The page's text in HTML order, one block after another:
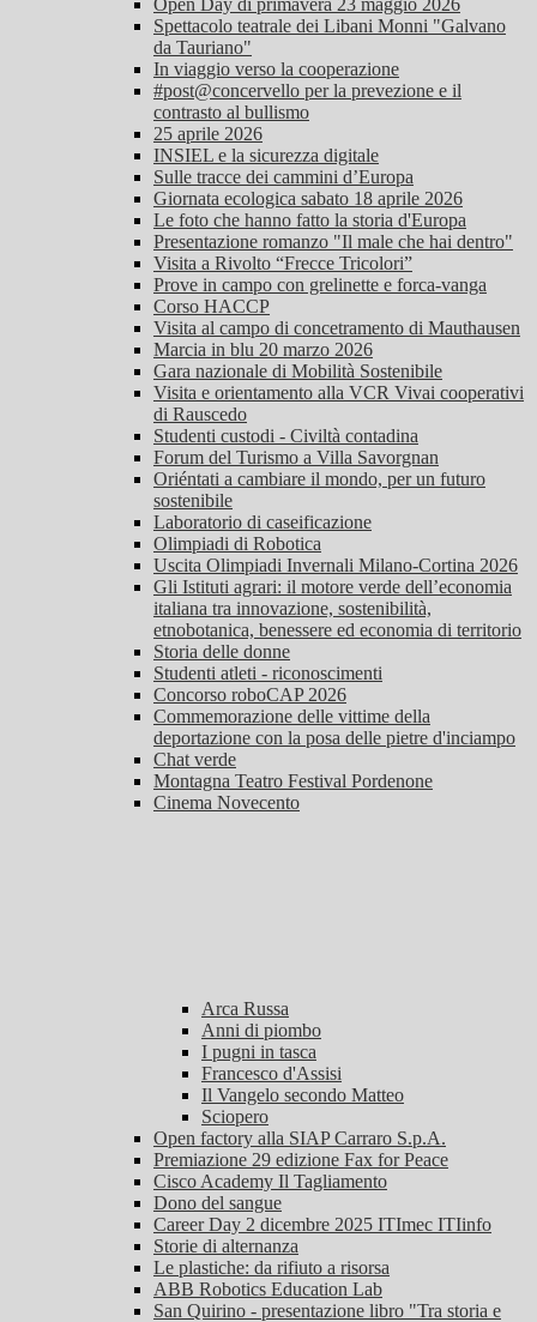
Open Day di primavera 23 maggio 2026
Spettacolo teatrale dei Libani Monni "Galvano
da Tauriano"
In viaggio verso la cooperazione
#post@concervello per la prevezione e il
contrasto al bullismo
25 aprile 2026
INSIEL e la sicurezza digitale
Sulle tracce dei cammini d’Europa
Giornata ecologica sabato 18 aprile 2026
Le foto che hanno fatto la storia d'Europa
Presentazione romanzo "Il male che hai dentro"
Visita a Rivolto “Frecce Tricolori”
Prove in campo con grelinette e forca-vanga
Corso HACCP
Visita al campo di concetramento di Mauthausen
Marcia in blu 20 marzo 2026
Gara nazionale di Mobilità Sostenibile
Visita e orientamento alla VCR Vivai cooperativi
di Rauscedo
Studenti custodi - Civiltà contadina
Forum del Turismo a Villa Savorgnan
Oriéntati a cambiare il mondo, per un futuro
sostenibile
Laboratorio di caseificazione
Olimpiadi di Robotica
Uscita Olimpiadi Invernali Milano-Cortina 2026
Gli Istituti agrari: il motore verde dell’economia
italiana tra innovazione, sostenibilità,
etnobotanica, benessere ed economia di territorio
Storia delle donne
Studenti atleti - riconoscimenti
Concorso roboCAP 2026
Commemorazione delle vittime della
deportazione con la posa delle pietre d'inciampo
Chat verde
Montagna Teatro Festival Pordenone
Cinema Novecento
Arca Russa
Anni di piombo
I pugni in tasca
Francesco d'Assisi
Il Vangelo secondo Matteo
Sciopero
Open factory alla SIAP Carraro S.p.A.
Premiazione 29 edizione Fax for Peace
Cisco Academy Il Tagliamento
Dono del sangue
Career Day 2 dicembre 2025 ITImec ITIinfo
Storie di alternanza
Le plastiche: da rifiuto a risorsa
ABB Robotics Education Lab
San Quirino - presentazione libro "Tra storia e